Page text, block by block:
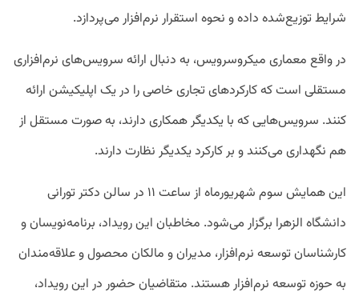
شرایط توزیع‌شده داده و نحوه استقرار نرم‌افزار می‌پردازد.
در واقع معماری میکروسرویس، به دنبال ارائه سرویس‌های نرم‌افزاری
مستقلی است که کارکردهای تجاری خاصی را در یک اپلیکیشن ارائه
کنند. سرویس‌هایی که با یکدیگر همکاری دارند، به صورت مستقل از
هم نگهداری می‌کنند و بر کارکرد یکدیگر نظارت دارند.
این همایش سوم شهریورماه از ساعت ۱۱ در سالن دکتر تورانی
دانشگاه الزهرا برگزار می‌شود. مخاطبان این رویداد، برنامه‌نویسان و
کارشناسان توسعه نرم‌افزار، مدیران و مالکان محصول و علاقه‌مندان
به حوزه توسعه نرم‌افزار هستند. متقاضیان حضور در این رویداد،